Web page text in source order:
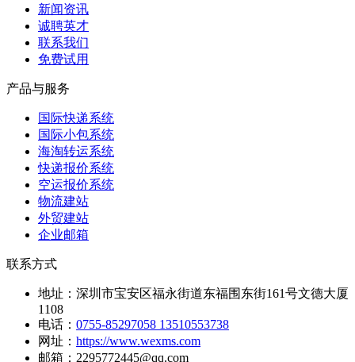
新闻资讯
诚聘英才
联系我们
免费试用
产品与服务
国际快递系统
国际小包系统
海淘转运系统
快递报价系统
空运报价系统
物流建站
外贸建站
企业邮箱
联系方式
地址： 深圳市宝安区福永街道东福围东街161号文德大厦
1108
电话： 0755-85297058 13510553738
网址： https://www.wexms.com
邮箱： 2295772445@qq.com